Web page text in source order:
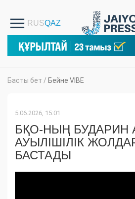
Басты бет / Бейне VIBE
5.06.2026, 15:01
БҚО-НЫҢ БУДАРИН
АУЫЛІШІЛІК
БАСТАДЫ